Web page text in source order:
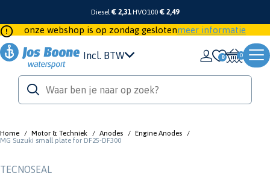
Diesel€ 2,31 HVO100 € 2,49
onze webshop is op zondag geslotenmeer informatie
Incl. BTW 0
Home / Motor & Techniek / Anodes / Engine Anodes /
MG Suzuki small plate for DF25-DF300
TECNOSEAL